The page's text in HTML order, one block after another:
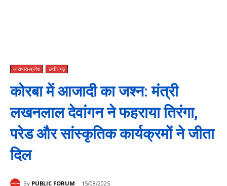
आसपास-प्रदेश छत्तीसगढ़
कोरबा में आजादी का जश्न: मंत्री
लखनलाल देवांगन ने फहराया तिरंगा,
परेड और सांस्कृतिक कार्यक्रमों ने जीता
दिल
By PUBLIC FORUM 15/08/2025